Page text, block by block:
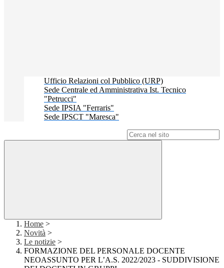
Ufficio Relazioni col Pubblico (URP)
Sede Centrale ed Amministrativa Ist. Tecnico
"Petrucci"
Sede IPSIA "Ferraris"
Sede IPSCT "Maresca"
Home >
Novità >
Le notizie >
FORMAZIONE DEL PERSONALE DOCENTE
NEOASSUNTO PER L’A.S. 2022/2023 - SUDDIVISIONE